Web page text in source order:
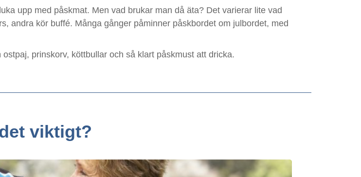
upp med påskmat. Men vad brukar man då äta? Det varierar lite vad
andra kör buffé. Många gånger påminner påskbordet om julbordet, med
prinskorv, köttbullar och så klart påskmust att dricka.
viktigt?